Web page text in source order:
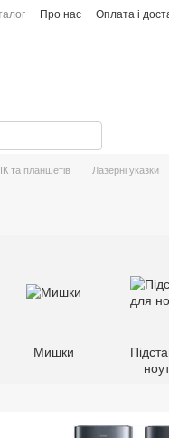
Про нас Оплата і
та планшетів Лазерні указки
Мишки